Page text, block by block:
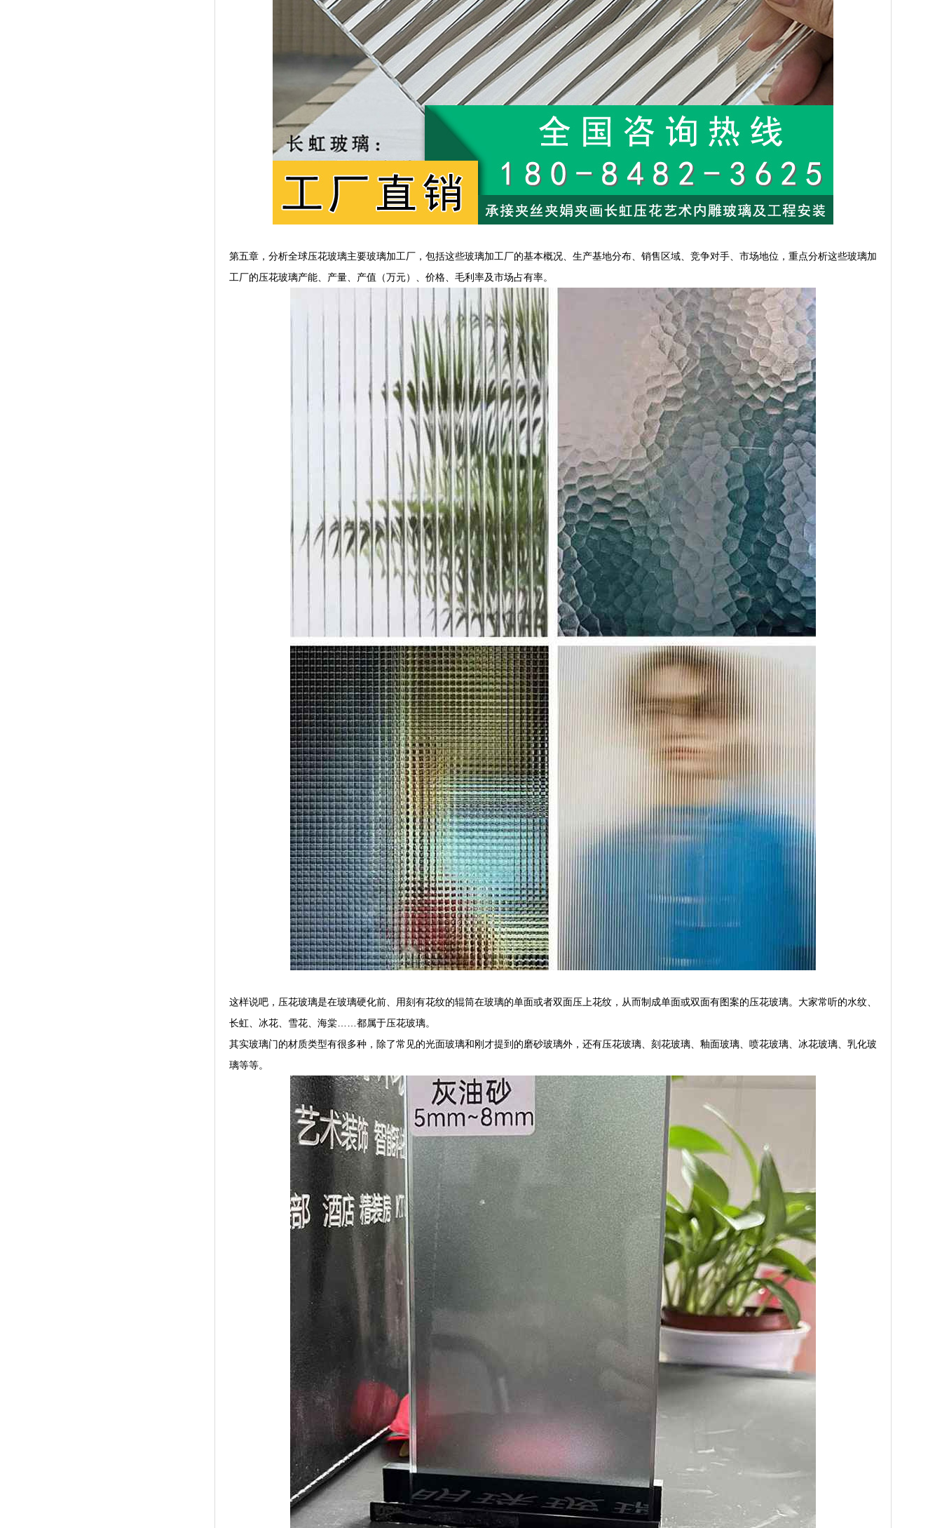
第五章，分析全球压花玻璃主要玻璃加工厂，包括这些玻璃加工厂的基本概况、生产基地分布、销售区域、竞争对手、市场地位，重点分析这些玻璃加
工厂的压花玻璃产能、产量、产值（万元）、价格、毛利率及市场占有率。
这样说吧，压花玻璃是在玻璃硬化前、用刻有花纹的辊筒在玻璃的单面或者双面压上花纹，从而制成单面或双面有图案的压花玻璃。大家常听的水纹、
长虹、冰花、雪花、海棠……都属于压花玻璃。
其实玻璃门的材质类型有很多种，除了常见的光面玻璃和刚才提到的磨砂玻璃外，还有压花玻璃、刻花玻璃、釉面玻璃、喷花玻璃、冰花玻璃、乳化玻
璃等等。